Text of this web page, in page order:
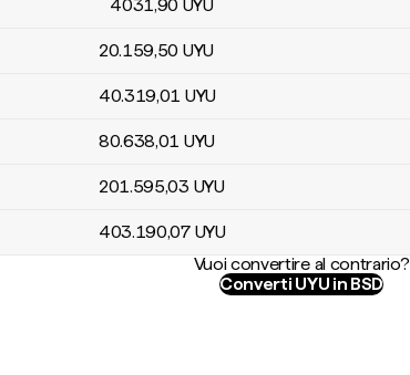
4031,90 UYU
20.159,50 UYU
40.319,01 UYU
80.638,01 UYU
201.595,03 UYU
403.190,07 UYU
Vuoi convertire al contrario?
Converti UYU in BSD